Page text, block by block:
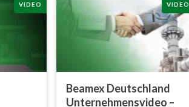
VIDEO VIDEO
Beamex Deutschland
Un­ter­neh­mens­vi­deo –